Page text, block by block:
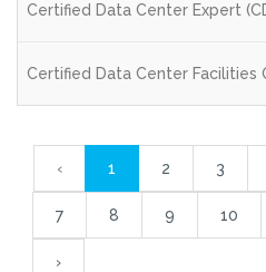
Certified Data Center Expert
Certified Data Center Facilities
‹ 1 2 3
7 8 9 10
›